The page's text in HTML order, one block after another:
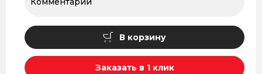
В корзину
Заказать в 1 клик